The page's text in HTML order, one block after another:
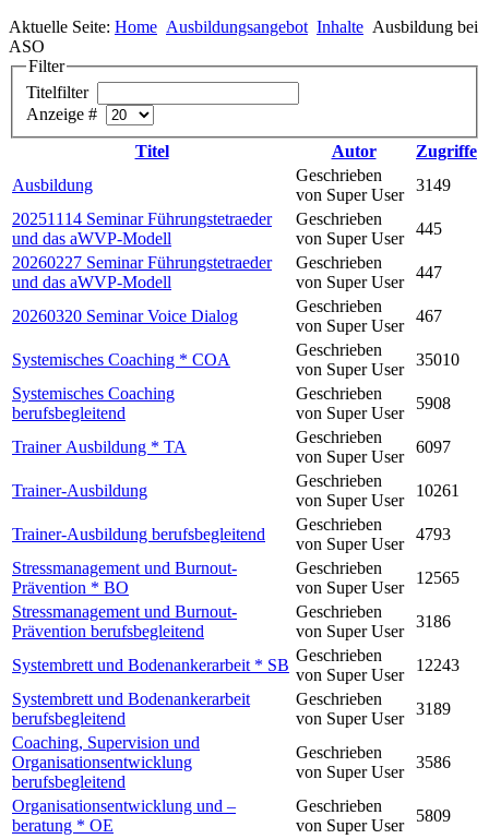
Aktuelle Seite: Home Ausbildungsangebot Inhalte Ausbildung bei
ASO
Filter
Titelfilter
Anzeige #
Titel
Autor
Zugriffe
Ausbildung
Geschrieben
von Super User
3149
20251114 Seminar Führungstetraeder
und das aWVP-Modell
Geschrieben
von Super User
445
20260227 Seminar Führungstetraeder
und das aWVP-Modell
Geschrieben
von Super User
447
20260320 Seminar Voice Dialog
Geschrieben
von Super User
467
Systemisches Coaching * COA
Geschrieben
von Super User
35010
Systemisches Coaching
berufsbegleitend
Geschrieben
von Super User
5908
Trainer Ausbildung * TA
Geschrieben
von Super User
6097
Trainer-Ausbildung
Geschrieben
von Super User
10261
Trainer-Ausbildung berufsbegleitend
Geschrieben
von Super User
4793
Stressmanagement und Burnout-
Prävention * BO
Geschrieben
von Super User
12565
Stressmanagement und Burnout-
Prävention berufsbegleitend
Geschrieben
von Super User
3186
Systembrett und Bodenankerarbeit * SB
Geschrieben
von Super User
12243
Systembrett und Bodenankerarbeit
berufsbegleitend
Geschrieben
von Super User
3189
Coaching, Supervision und
Organisationsentwicklung
berufsbegleitend
Geschrieben
von Super User
3586
Organisationsentwicklung und –
beratung * OE
Geschrieben
von Super User
5809